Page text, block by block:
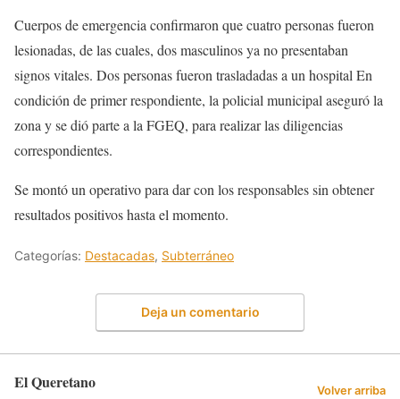
Cuerpos de emergencia confirmaron que cuatro personas fueron
lesionadas, de las cuales, dos masculinos ya no presentaban
signos vitales. Dos personas fueron trasladadas a un hospital En
condición de primer respondiente, la policial municipal aseguró la
zona y se dió parte a la FGEQ, para realizar las diligencias
correspondientes.
Se montó un operativo para dar con los responsables sin obtener
resultados positivos hasta el momento.
Categorías: Destacadas, Subterráneo
Deja un comentario
El Queretano Volver arriba